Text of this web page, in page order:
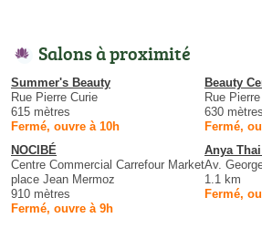
Salons à proximité
Summer's Beauty
Rue Pierre Curie
615 mètres
Fermé, ouvre à 10h
Beauty
Rue
630 mètres
Fermé,
NOCIBÉ
Centre Commercial Carrefour Market
place Jean Mermoz
910 mètres
Fermé, ouvre à 9h
Anya
Av.
1.1 km
Fermé,